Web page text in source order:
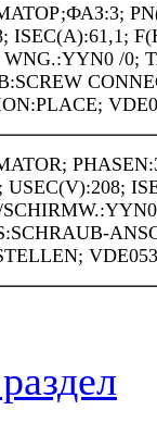
ISEC(A):61,1;
WNG.:YYN0 /0;
USEC(V):208;